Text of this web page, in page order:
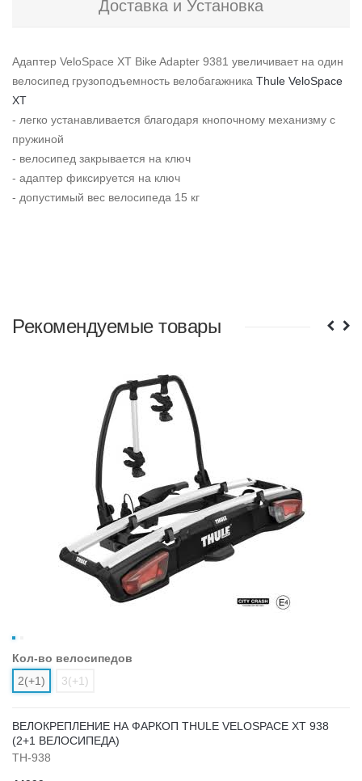
Доставка и Установка
Адаптер VeloSpace XT Bike Adapter 9381 увеличивает на один
велосипед грузоподъемность велобагажника Thule VeloSpace
XT
- легко устанавливается благодаря кнопочному механизму с
пружиной
- велосипед закрывается на ключ
- адаптер фиксируется на ключ
- допустимый вес велосипеда 15 кг
Рекомендуемые товары
Кол-во велосипедов
2(+1)
3(+1)
ВЕЛОКРЕПЛЕНИЕ НА ФАРКОП THULE VELOSPACE XT 938
(2+1 ВЕЛОСИПЕДА)
TH-938